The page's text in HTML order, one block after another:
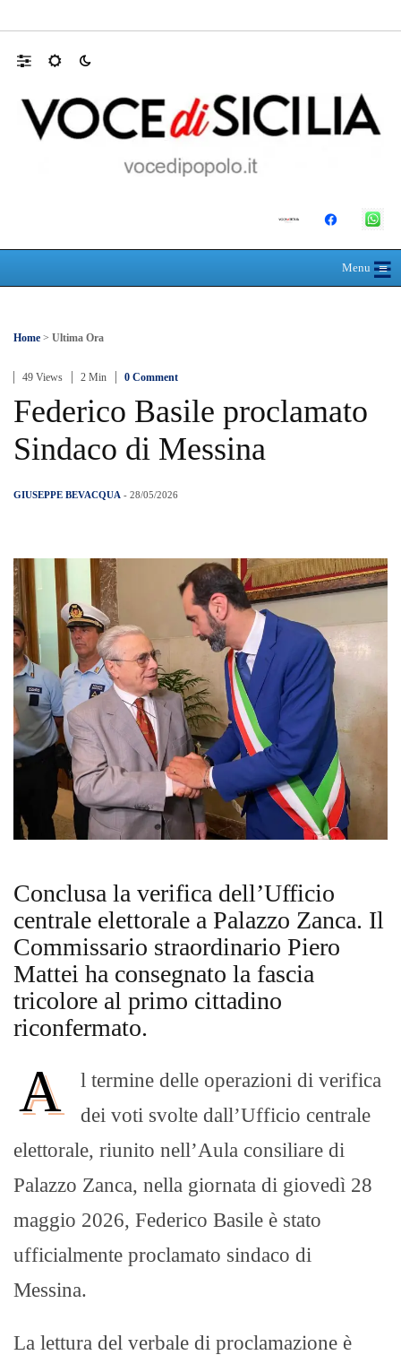
Menu≡
☰
Home > Ultima Ora
49 Views 2 Min 0 Comment
Federico Basile proclamato
Sindaco di Messina
GIUSEPPE BEVACQUA - 28/05/2026
Conclusa la verifica dell’Ufficio
centrale elettorale a Palazzo Zanca. Il
Commissario straordinario Piero
Mattei ha consegnato la fascia
tricolore al primo cittadino
riconfermato.
A
l termine delle operazioni di verifica
dei voti svolte dall’Ufficio centrale
elettorale, riunito nell’Aula consiliare di
Palazzo Zanca, nella giornata di giovedì 28
maggio 2026, Federico Basile è stato
ufficialmente proclamato sindaco di
Messina.
La lettura del verbale di proclamazione è